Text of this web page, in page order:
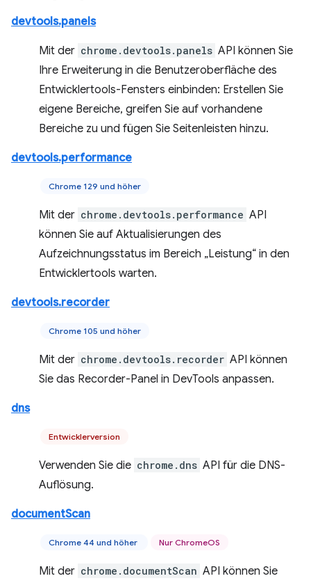
devtools.panels
Mit der chrome.devtools.panels API können Sie
Ihre Erweiterung in die Benutzeroberfläche des
Entwicklertools-Fensters einbinden: Erstellen Sie
eigene Bereiche, greifen Sie auf vorhandene
Bereiche zu und fügen Sie Seitenleisten hinzu.
devtools.performance
Chrome 129 und höher
Mit der chrome.devtools.performance API
können Sie auf Aktualisierungen des
Aufzeichnungsstatus im Bereich „Leistung“ in den
Entwicklertools warten.
devtools.recorder
Chrome 105 und höher
Mit der chrome.devtools.recorder API können
Sie das Recorder-Panel in DevTools anpassen.
dns
Entwicklerversion
Verwenden Sie die chrome.dns API für die DNS-
Auflösung.
documentScan
Chrome 44 und höher Nur ChromeOS
Mit der chrome.documentScan API können Sie